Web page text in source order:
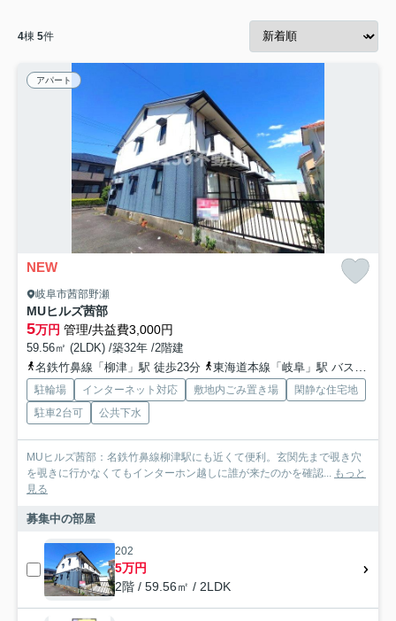
4棟 5件
アパート
NEW
岐阜市茜部野瀬
MUヒルズ茜部
5万円 管理/共益費3,000円
59.56㎡ (2LDK) /築32年 /2階建
名鉄竹鼻線「柳津」駅 徒歩23分
東海道本線「岐阜」駅 バス27分 岐阜バス「東鶉７丁目」 停歩5分
駐輪場 インターネット対応 敷地内ごみ置き場
閑静な住宅地
駐車2台可
公共下水
MUヒルズ茜部：名鉄竹鼻線柳津駅にも近くて便利。玄関先まで覗き穴
を覗きに行かなくてもインターホン越しに誰が来たのかを確認... もっと
見る
募集中の部屋
202
5万円
2階 / 59.56㎡ / 2LDK